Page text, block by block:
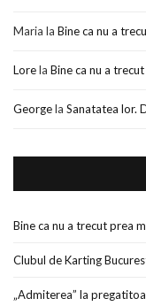
Maria la Bine ca nu a
Lorela Bine ca nu a
Georgela Sanatatea lor.
Bine ca nu a trecut prea
Clubul de Karting
„Admiterea” la